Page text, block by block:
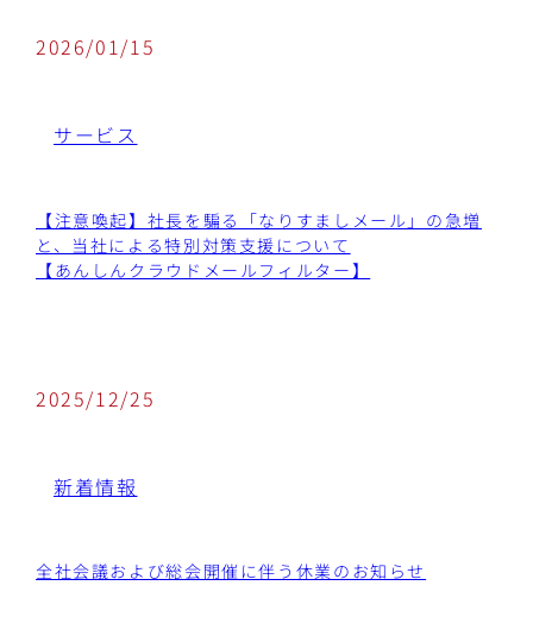
2026/01/15
サービス
【注意喚起】社長を騙る「なりすましメール」の急増
と、当社による特別対策支援について
【あんしんクラウドメールフィルター】
2025/12/25
新着情報
全社会議および総会開催に伴う休業のお知らせ